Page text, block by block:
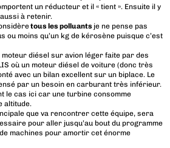
un réducteur et il « tient ». Ensuite il y
à retenir.
tous les polluants je ne pense pas
ou moins qu’un kg de kérosène puisque c’est
moteur diésel sur avion léger faite par des
où un moteur diésel de voiture (donc très
avec un bilan excellent sur un biplace. Le
par un besoin en carburant très inférieur.
le cas ici car une turbine consomme
altitude.
que va rencontrer cette équipe, sera
pour aller jusqu’au bout du programme
machines pour amortir cet énorme